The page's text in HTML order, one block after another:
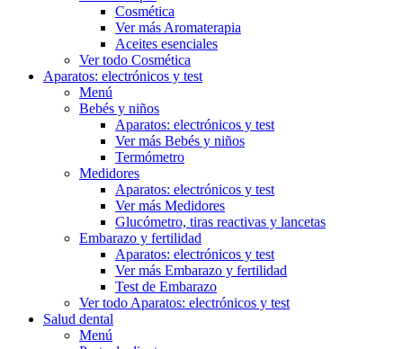
Cosmética
Ver más Aromaterapia
Aceites esenciales
Ver todo Cosmética
Aparatos: electrónicos y test
Menú
Bebés y niños
Aparatos: electrónicos y test
Ver más Bebés y niños
Termómetro
Medidores
Aparatos: electrónicos y test
Ver más Medidores
Glucómetro, tiras reactivas y lancetas
Embarazo y fertilidad
Aparatos: electrónicos y test
Ver más Embarazo y fertilidad
Test de Embarazo
Ver todo Aparatos: electrónicos y test
Salud dental
Menú